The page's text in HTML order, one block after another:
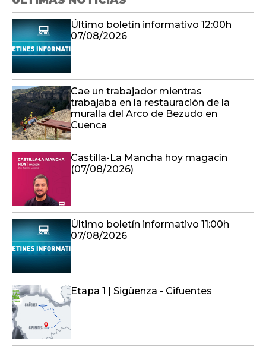
Último boletín informativo 12:00h
07/08/2026
Cae un trabajador mientras
trabajaba en la restauración de la
muralla del Arco de Bezudo en
Cuenca
Castilla-La Mancha hoy magacín
(07/08/2026)
Último boletín informativo 11:00h
07/08/2026
Etapa 1 | Sigüenza - Cifuentes